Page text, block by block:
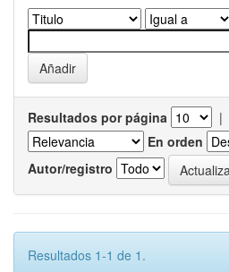
Resultados por página |
En orden
Autor/registro
Resultados 1-1 de 1.